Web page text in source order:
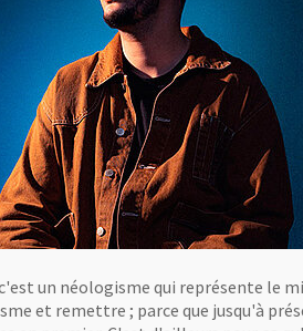
un néologisme qui représente le
et remettre ; parce que jusqu'à